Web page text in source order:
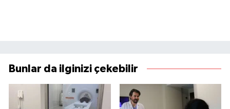
Bunlar da ilginizi çekebilir